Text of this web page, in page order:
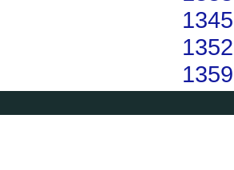
1345
1352
1359